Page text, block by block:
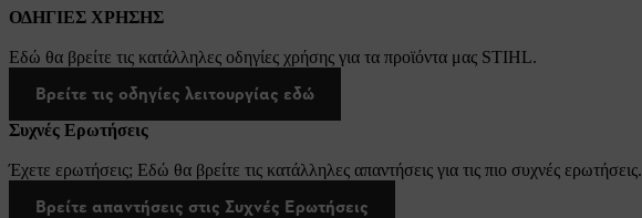
ΟΔΗΓΙΕΣ ΧΡΗΣΗΣ
Εδώ θα βρείτε τις κατάλληλες οδηγίες χρήσης για τα προϊόντα μας STIHL.
Βρείτε τις οδηγίες λειτουργίας εδώ
Συχνές Ερωτήσεις
Έχετε ερωτήσεις; Εδώ θα βρείτε τις κατάλληλες απαντήσεις για τις πιο συχνές ερωτήσεις.
Βρείτε απαντήσεις στις Συχνές Ερωτήσεις